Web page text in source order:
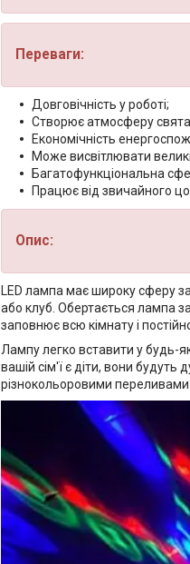
Переваги:
Довговічність у роботі;
Створює атмосферу
Економічність
Може висвітлювати
Багатофункціональна
Працює від звичайного
Опис:
LED лампа має широку сферу
або клуб. Обертається лампа
заповнює всю кімнату і
Лампу легко вставити у будь-
вашій сім'ї є діти, вони
різнокольоровими переливами